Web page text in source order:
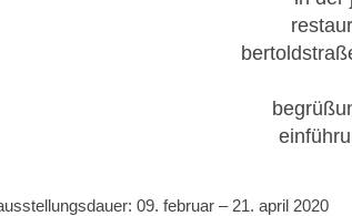
09. februar – 21. april 2020